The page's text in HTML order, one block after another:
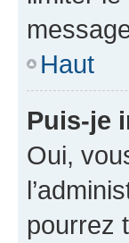
Haut
Puis-je
Oui,
pourrez